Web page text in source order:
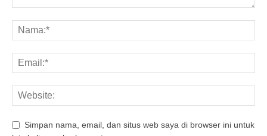
Simpan nama, email, dan situs web saya di browser ini untuk